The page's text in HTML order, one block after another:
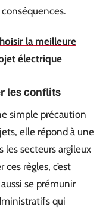
la meilleure
électrique
les conflits
simple précaution
elle répond à une
secteurs argileux
règles, c’est
se prémunir
qui